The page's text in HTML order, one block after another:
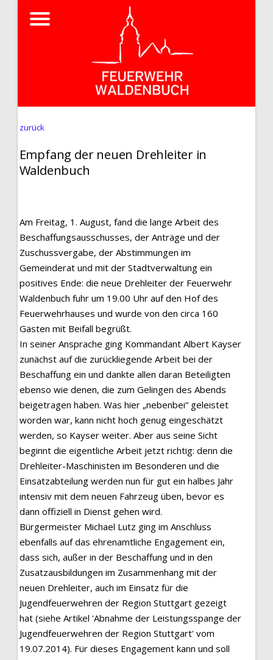
zurück
Empfang der neuen Drehleiter in
Waldenbuch
Am Freitag, 1. August, fand die lange Arbeit des
Beschaffungsausschusses, der Anträge und der
Zuschussvergabe, der Abstimmungen im
Gemeinderat und mit der Stadtverwaltung ein
positives Ende: die neue Drehleiter der Feuerwehr
Waldenbuch fuhr um 19.00 Uhr auf den Hof des
Feuerwehrhauses und wurde von den circa 160
Gästen mit Beifall begrüßt.
In seiner Ansprache ging Kommandant Albert Kayser
zunächst auf die zurückliegende Arbeit bei der
Beschaffung ein und dankte allen daran Beteiligten
ebenso wie denen, die zum Gelingen des Abends
beigetragen haben. Was hier „nebenbei“ geleistet
worden war, kann nicht hoch genug eingeschätzt
werden, so Kayser weiter. Aber aus seine Sicht
beginnt die eigentliche Arbeit jetzt richtig: denn die
Drehleiter-Maschinisten im Besonderen und die
Einsatzabteilung werden nun für gut ein halbes Jahr
intensiv mit dem neuen Fahrzeug üben, bevor es
dann offiziell in Dienst gehen wird.
Bürgermeister Michael Lutz ging im Anschluss
ebenfalls auf das ehrenamtliche Engagement ein,
dass sich, außer in der Beschaffung und in den
Zusatzausbildungen im Zusammenhang mit der
neuen Drehleiter, auch im Einsatz für die
Jugendfeuerwehren der Region Stuttgart gezeigt
hat (siehe Artikel 'Abnahme der Leistungsspange der
Jugendfeuerwehren der Region Stuttgart' vom
19.07.2014). Für dieses Engagement kann und soll